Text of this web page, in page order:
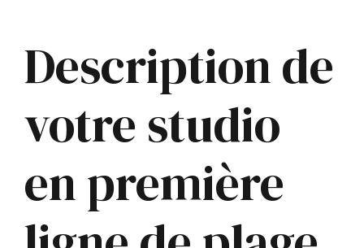
Description de
votre studio
en première